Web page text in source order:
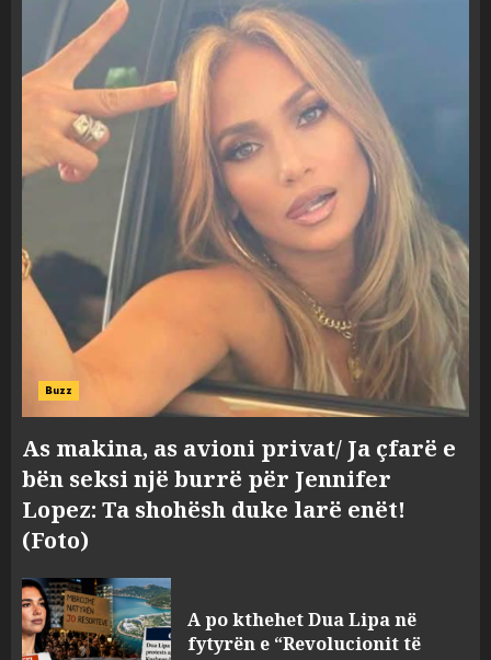
Buzz
As makina, as avioni privat/ Ja çfarë e
bën seksi një burrë për Jennifer
Lopez: Ta shohësh duke larë enët!
(Foto)
A po kthehet Dua Lipa në
fytyrën e “Revolucionit të
Hakeruesi i Raiffeisen Bank,
Eglind Mançja punonte tek
Kredo.al, vuri në Linkedin
foto të një personi tjetër
AUGUST 7, 2026
4
Nuk u ekstradua, por u
deportua nga SHBA, si u kthye
në Shqipëri Sokol Hoxha pas
30 viteve arrati. Pse Tirana po
i kërkon ndihmë Brukselit
pushimeve në Kosovë, humbin
jetën në aksident tre anëtarët